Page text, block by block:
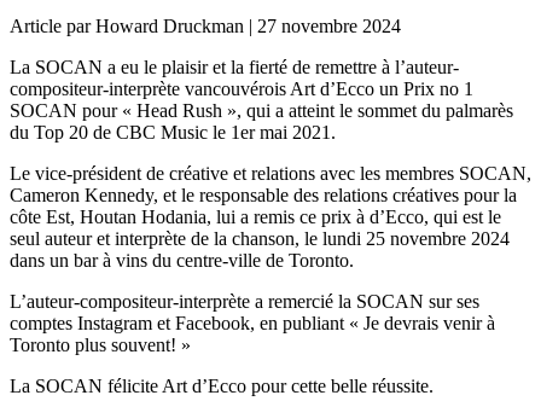
Article par Howard Druckman | 27 novembre 2024
La SOCAN a eu le plaisir et la fierté de remettre à l’auteur-
compositeur-interprète vancouvérois Art d’Ecco un Prix no 1
SOCAN pour « Head Rush », qui a atteint le sommet du palmarès
du Top 20 de CBC Music le 1er mai 2021.
Le vice-président de créative et relations avec les membres SOCAN,
Cameron Kennedy, et le responsable des relations créatives pour la
côte Est, Houtan Hodania, lui a remis ce prix à d’Ecco, qui est le
seul auteur et interprète de la chanson, le lundi 25 novembre 2024
dans un bar à vins du centre-ville de Toronto.
L’auteur-compositeur-interprète a remercié la SOCAN sur ses
comptes Instagram et Facebook, en publiant « Je devrais venir à
Toronto plus souvent! »
La SOCAN félicite Art d’Ecco pour cette belle réussite.